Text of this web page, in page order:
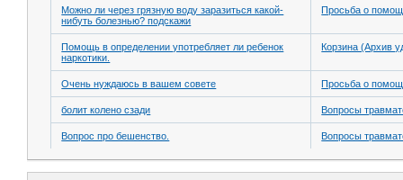
Можно ли через грязную воду заразиться какой-
нибуть болезнью? подскажи
Просьба о
Помощь в определении употребляет ли ребенок
наркотики.
Корзина (Архив
Очень нуждаюсь в вашем совете Просьба о
болит колено сзади Вопросы
Вопрос про бешенство. Вопросы